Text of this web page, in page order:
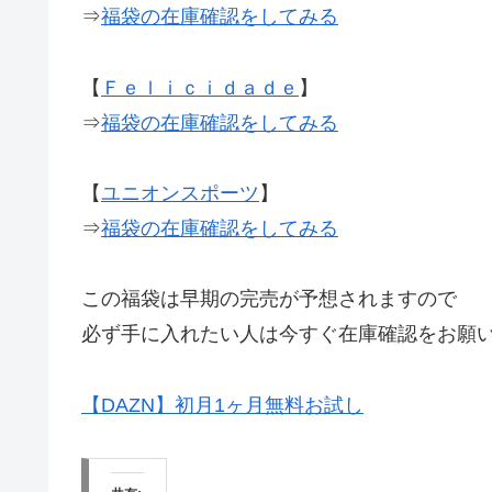
⇒福袋の在庫確認をしてみる
【 Ｆｅｌｉｃｉｄａｄｅ 】
⇒福袋の在庫確認をしてみる
【ユニオンスポーツ 】
⇒福袋の在庫確認をしてみる
この福袋は早期の完売が予想されますので
必ず手に入れたい人は今すぐ在庫確認をお願
【DAZN】初月1ヶ月無料お試し